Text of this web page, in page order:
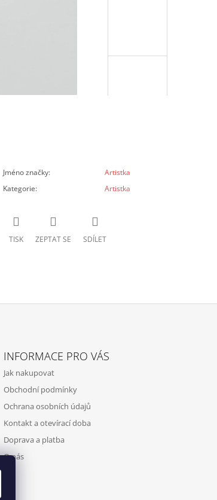
Jméno značky:
Artistka
Kategorie: Artistka
TISK ZEPTAT SE SDÍLET
INFORMACE PRO VÁS
Jak nakupovat
Obchodní podmínky
Ochrana osobních údajů
Kontakt a otevírací doba
Doprava a platba
O nás